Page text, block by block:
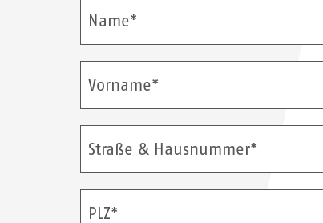
Name*
Vorname*
Straße & Hausnummer*
PLZ*